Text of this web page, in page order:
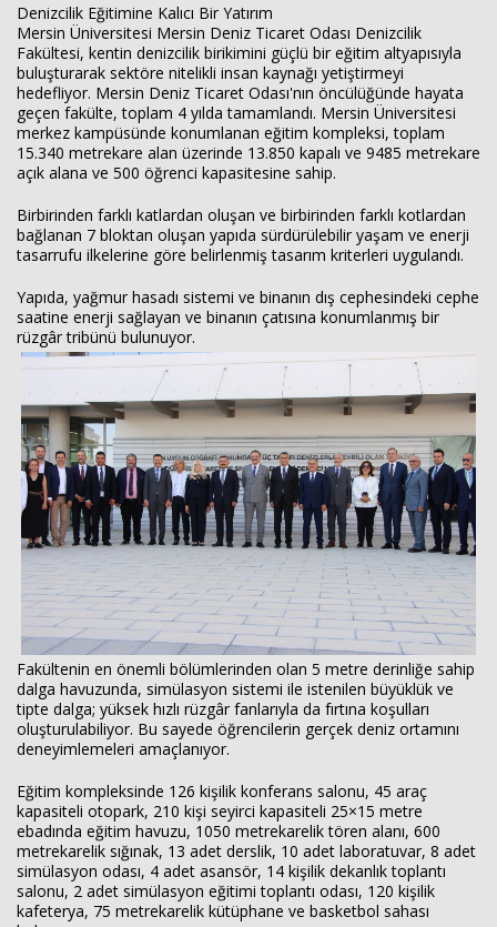
Denizcilik Eğitimine Kalıcı Bir Yatırım
Mersin Üniversitesi Mersin Deniz Ticaret Odası Denizcilik
Fakültesi, kentin denizcilik birikimini güçlü bir eğitim altyapısıyla
buluşturarak sektöre nitelikli insan kaynağı yetiştirmeyi
hedefliyor. Mersin Deniz Ticaret Odası'nın öncülüğünde hayata
geçen fakülte, toplam 4 yılda tamamlandı. Mersin Üniversitesi
merkez kampüsünde konumlanan eğitim kompleksi, toplam
15.340 metrekare alan üzerinde 13.850 kapalı ve 9485 metrekare
açık alana ve 500 öğrenci kapasitesine sahip.
Birbirinden farklı katlardan oluşan ve birbirinden farklı kotlardan
bağlanan 7 bloktan oluşan yapıda sürdürülebilir yaşam ve enerji
tasarrufu ilkelerine göre belirlenmiş tasarım kriterleri uygulandı.
Yapıda, yağmur hasadı sistemi ve binanın dış cephesindeki cephe
saatine enerji sağlayan ve binanın çatısına konumlanmış bir
rüzgâr tribünü bulunuyor.
Fakültenin en önemli bölümlerinden olan 5 metre derinliğe sahip
dalga havuzunda, simülasyon sistemi ile istenilen büyüklük ve
tipte dalga; yüksek hızlı rüzgâr fanlarıyla da fırtına koşulları
oluşturulabiliyor. Bu sayede öğrencilerin gerçek deniz ortamını
deneyimlemeleri amaçlanıyor.
Eğitim kompleksinde 126 kişilik konferans salonu, 45 araç
kapasiteli otopark, 210 kişi seyirci kapasiteli 25×15 metre
ebadında eğitim havuzu, 1050 metrekarelik tören alanı, 600
metrekarelik sığınak, 13 adet derslik, 10 adet laboratuvar, 8 adet
simülasyon odası, 4 adet asansör, 14 kişilik dekanlık toplantı
salonu, 2 adet simülasyon eğitimi toplantı odası, 120 kişilik
kafeterya, 75 metrekarelik kütüphane ve basketbol sahası